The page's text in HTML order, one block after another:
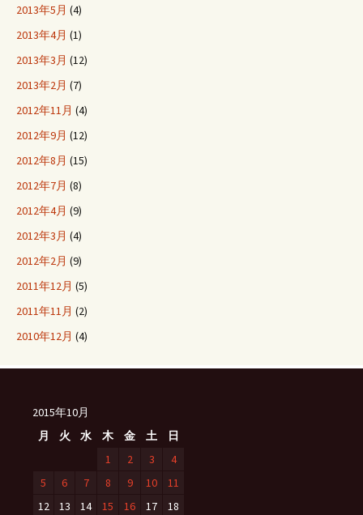
2013年5月 (4)
2013年4月 (1)
2013年3月 (12)
2013年2月 (7)
2012年11月 (4)
2012年9月 (12)
2012年8月 (15)
2012年7月 (8)
2012年4月 (9)
2012年3月 (4)
2012年2月 (9)
2011年12月 (5)
2011年11月 (2)
2010年12月 (4)
2015年10月
月
火 水 木 金 土
日
1
2 3
4
5
6 7 8 9 10
11
12
13 14 15 16 17
18